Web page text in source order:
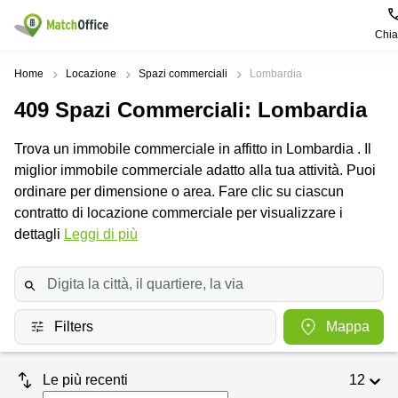
Dare in locazione e affittare
Tipologie di
commerciali
Ufficio
Business
Center
Sala
Riunioni
Virtuale
Zone
Genova
Milano
Treviso
Bari
Torino
Firenze
Padova
Ricerche
Coworking
Lazio
Coworking
Bologna
in
affitto a
Vicenza
Palermo
Uffici
Aiuto
Chi Siamo
Metti in elenco il tuo ufficio
Accesso
Home Locazione Spazi commerciali Lombardia
409 Spazi Commerciali: Lombardia
Trova un immobile commerciale in affitto in Lombardia . Il
miglior immobile commerciale adatto alla tua attività. Puoi
ordinare per dimensione o area. Fare clic su ciascun
contratto di locazione commerciale per visualizzare i
dettagli Leggi di più
Filters Mappa
Le più recenti
12